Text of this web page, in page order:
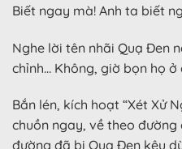
Biết ngay mà! Anh ta biết
Nghe lời tên nhãi Quạ Đen
chỉnh… Không, giờ bọn họ ở
Bắn lén, kích hoạt “Xét Xử
chuồn ngay, về theo đường
đường đã bị Quạ Đen kêu